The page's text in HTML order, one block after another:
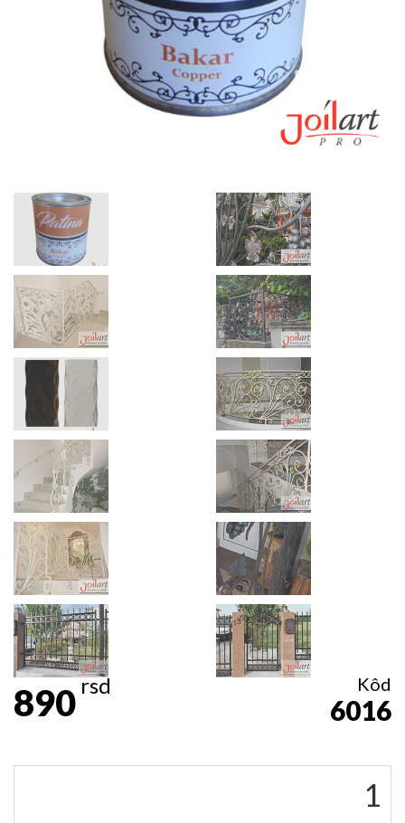
890rsd Kôd
6016